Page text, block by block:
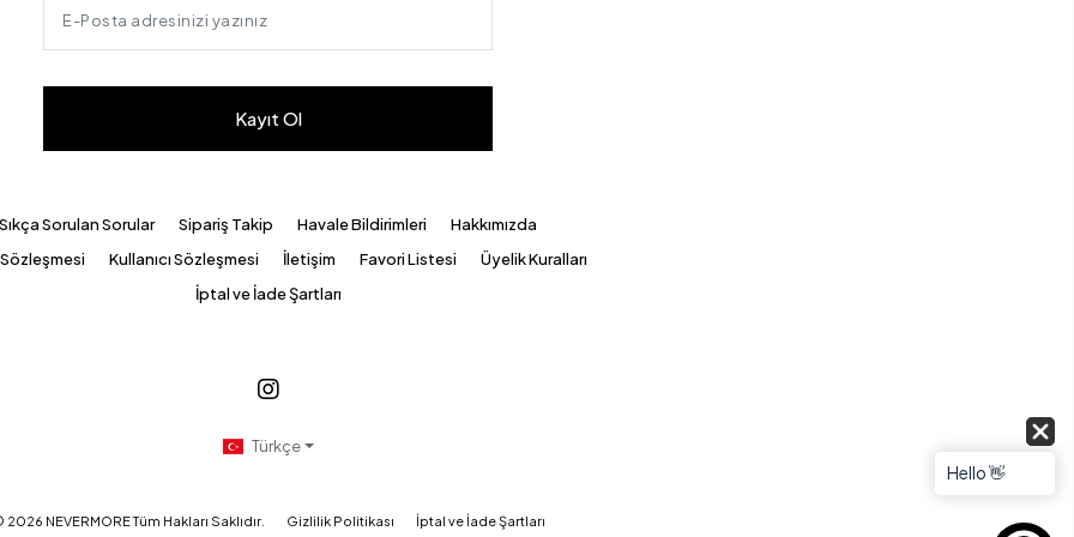
Kayıt Ol
Sıkça Sorulan Sorular Sipariş Takip Havale Bildirimleri
Hakkımızda
Kullanıcı Sözleşmesi İletişim Favori Listesi
Üyelik Kuralları
İptal ve İade Şartları
Türkçe
2026 NEVERMORE Tüm Hakları Saklıdır. Gizlilik Politikası İptal ve İade Şartları
Hello 👋